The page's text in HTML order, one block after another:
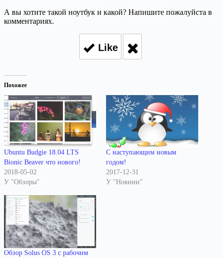
А вы хотите такой ноутбук и какой? Напишите пожалуйста в
комментариях.
Like
Похожее
Ubuntu Budgie 18.04 LTS
Bionic Beaver что нового!
2018-05-02
У "Обзоры"
С наступающим новым
годом!
2017-12-31
У "Новини"
Обзор Solus OS 3 с рабочим